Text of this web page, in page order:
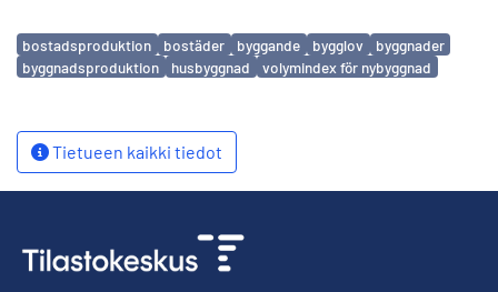
Avainsanat
bostadsproduktion bostäder byggande bygglov
byggnader
byggnadsproduktion
husbyggnad volymindex för nybyggnad
Tietueen kaikki tiedot